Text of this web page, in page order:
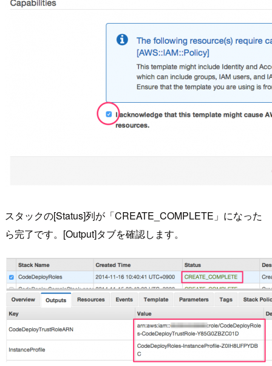
スタックの[Status]列が「CREATE_COMPLETE」になった
ら完了です。[Output]タブを確認します。